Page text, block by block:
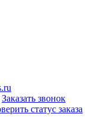
Заказать звонок
статус заказа